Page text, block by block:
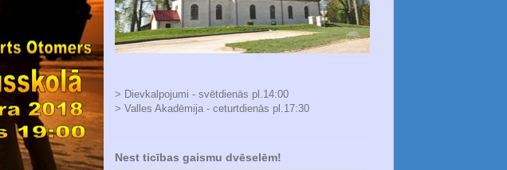
> Dievkalpojumi - svētdienās pl.14:00
> Valles Akadēmija - ceturtdienās pl.17:30
Nest ticības gaismu dvēselēm!